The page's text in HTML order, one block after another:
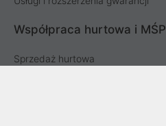
Współpraca hurtowa i MŚP
Sprzedaż hurtowa